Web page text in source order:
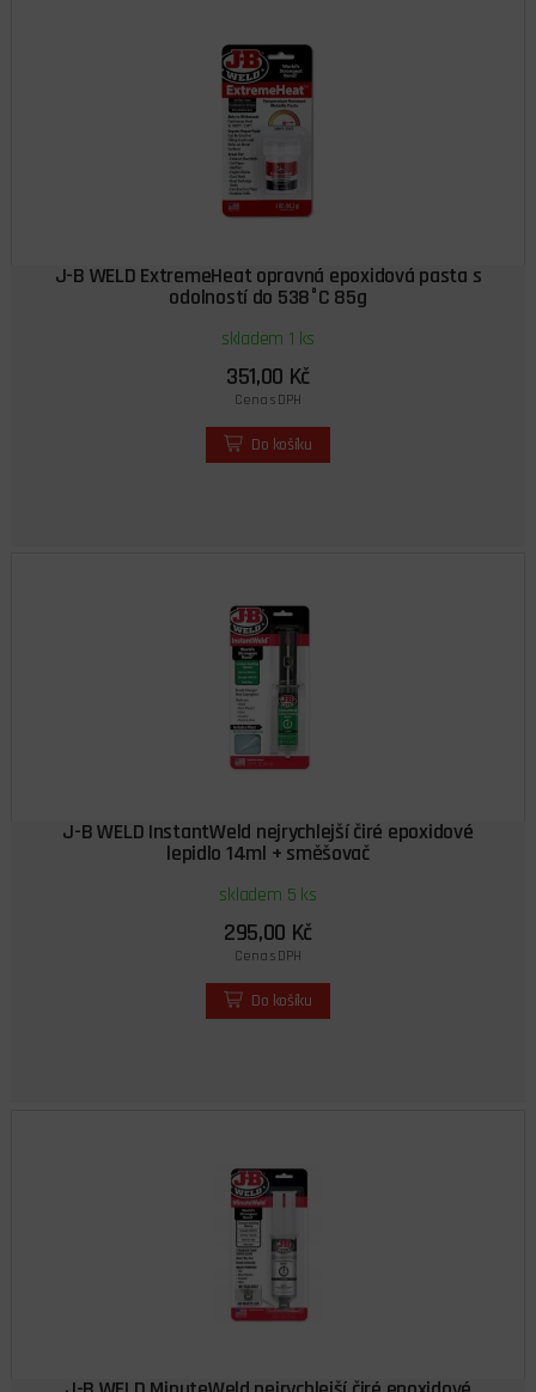
J-B WELD ExtremeHeat opravná epoxidová pasta s
odolností do 538°C 85g
skladem 1 ks
351,00 Kč
Cena s DPH
Do košíku
J-B WELD InstantWeld nejrychlejší čiré epoxidové
lepidlo 14ml + směšovač
skladem 5 ks
295,00 Kč
Cena s DPH
Do košíku